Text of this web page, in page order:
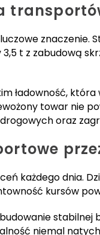
znaczenie.
t z zabudową
ładowność, która
towar nie
oraz
każdego dnia.
kursów
stabilnej
niemal